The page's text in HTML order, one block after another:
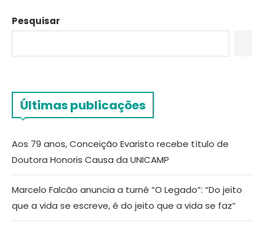
Pesquisar
Últimas publicações
Aos 79 anos, Conceição Evaristo recebe título de
Doutora Honoris Causa da UNICAMP
Marcelo Falcão anuncia a turnê “O Legado”: “Do jeito
que a vida se escreve, é do jeito que a vida se faz”